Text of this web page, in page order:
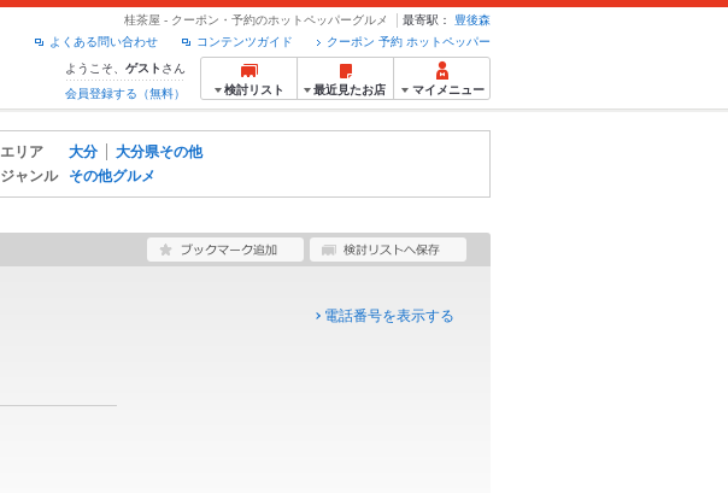
桂茶屋 - クーポン・予約のホットペッパーグルメ 最寄駅：
豊後森
クーポン 予約 ホットペッパー
コンテンツガイド
よくある問い合わせ
ようこそ、 ゲスト さん
会員登録する（無料）
検討リスト 最近見たお店 マイメニュー
エリア 大分
大分県その他
ジャンル
その他グルメ
電話番号を表示する